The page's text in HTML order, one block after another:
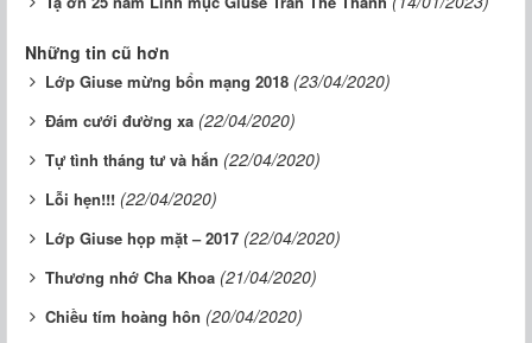
Những tin cũ hơn
Lớp Giuse mừng bổn mạng 2018 (23/04/2020)
Đám cưới đường xa (22/04/2020)
Tự tình tháng tư và hắn (22/04/2020)
Lỗi hẹn!!! (22/04/2020)
Lớp Giuse họp mặt – 2017 (22/04/2020)
Thương nhớ Cha Khoa (21/04/2020)
Chiều tím hoàng hôn (20/04/2020)